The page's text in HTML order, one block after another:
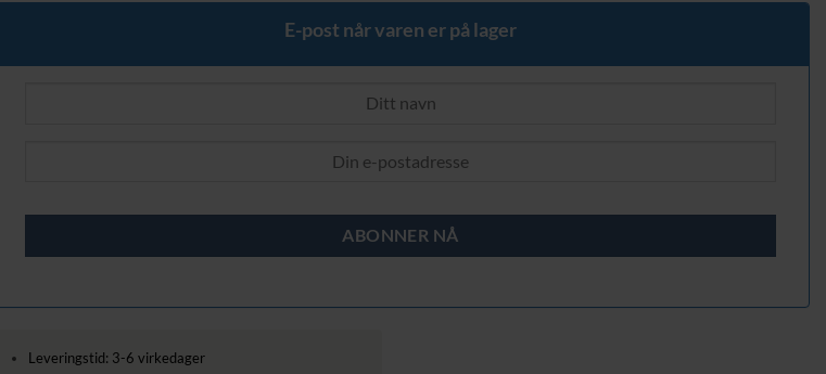
E-post når varen er på lager
Leveringstid: 3-6 virkedager